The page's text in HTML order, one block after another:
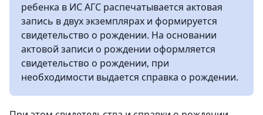
ребенка в ИС АГС распечатывается актовая
запись в двух экземплярах и формируется
свидетельство о рождении. На основании
актовой записи о рождении оформляется
свидетельство о рождении, при
необходимости выдается справка о рождении.